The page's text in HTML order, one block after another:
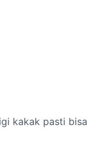
kakak pasti bisa